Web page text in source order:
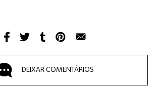
DEIXAR COMENTÁRIOS